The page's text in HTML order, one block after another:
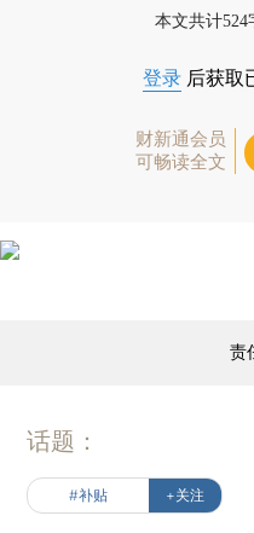
本文共计
登录 后获取
财新通会员
可畅读全文
责
话题：
#补贴 +关注